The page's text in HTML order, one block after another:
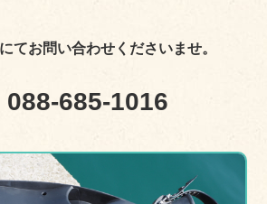
てお問い合わせくださいませ。
088-685-1016